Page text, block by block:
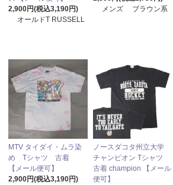
2,900円(税込3,190円)
オールドT RUSSELL
メンズ ブラウン系
MTV タイダイ・ムラ染
め Tシャツ 古着
【メール便可】
2,900円(税込3,190円)
ノースダコタ州立大学
チャンピオン Tシャツ
古着 champion 【メール
便可】